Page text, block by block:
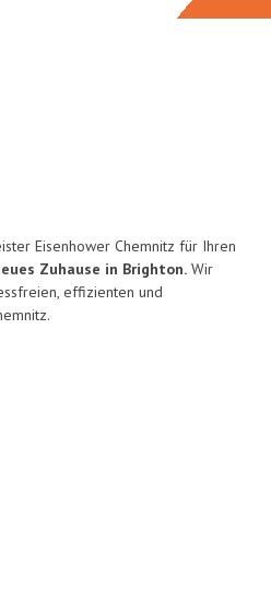
Eisenhower Chemnitz für Ihren
Zuhause in Brighton. Wir
effizienten und